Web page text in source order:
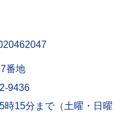
番地
9436
15分まで（土曜・日曜